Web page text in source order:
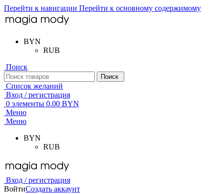
Перейти к навигации Перейти к основному содержимому
BYN
RUB
Поиск
Поиск
Список желаний
Вход / регистрация
0 элементы 0.00 BYN
Меню
Меню
BYN
RUB
Вход / регистрация
ВойтиСоздать аккаунт